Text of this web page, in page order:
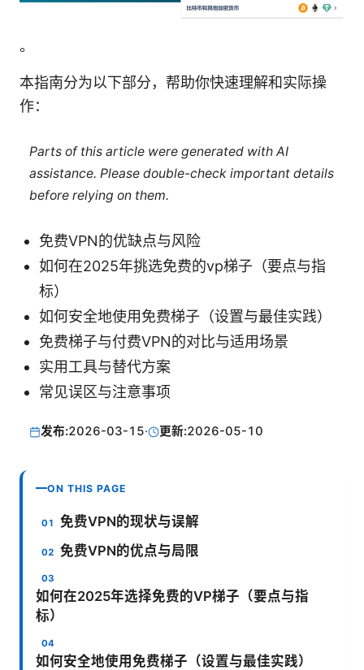
。
本指南分为以下部分，帮助你快速理解和实际操
作：
Parts of this article were generated with AI
assistance. Please double-check important details
before relying on them.
免费VPN的优缺点与风险
如何在2025年挑选免费的vp梯子（要点与指
标）
如何安全地使用免费梯子（设置与最佳实践）
免费梯子与付费VPN的对比与适用场景
实用工具与替代方案
常见误区与注意事项
发布:2026-03-15· 更新:2026-05-10
ON THIS PAGE
免费VPN的现状与误解
免费VPN的优点与局限
如何在2025年选择免费的VP梯子（要点与指
标）
如何安全地使用免费梯子（设置与最佳实践）